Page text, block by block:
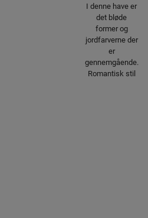
I denne have er
det bløde
former og
jordfarverne der
er
gennemgående.
Romantisk stil